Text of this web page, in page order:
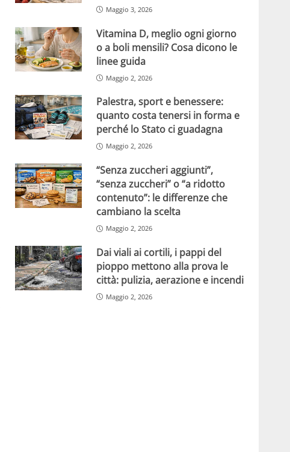
Maggio 3, 2026
Vitamina D, meglio ogni giorno
o a boli mensili? Cosa dicono le
linee guida
Maggio 2, 2026
Palestra, sport e benessere:
quanto costa tenersi in forma e
perché lo Stato ci guadagna
Maggio 2, 2026
“Senza zuccheri aggiunti”,
“senza zuccheri” o “a ridotto
contenuto”: le differenze che
cambiano la scelta
Maggio 2, 2026
Dai viali ai cortili, i pappi del
pioppo mettono alla prova le
città: pulizia, aerazione e incendi
Maggio 2, 2026